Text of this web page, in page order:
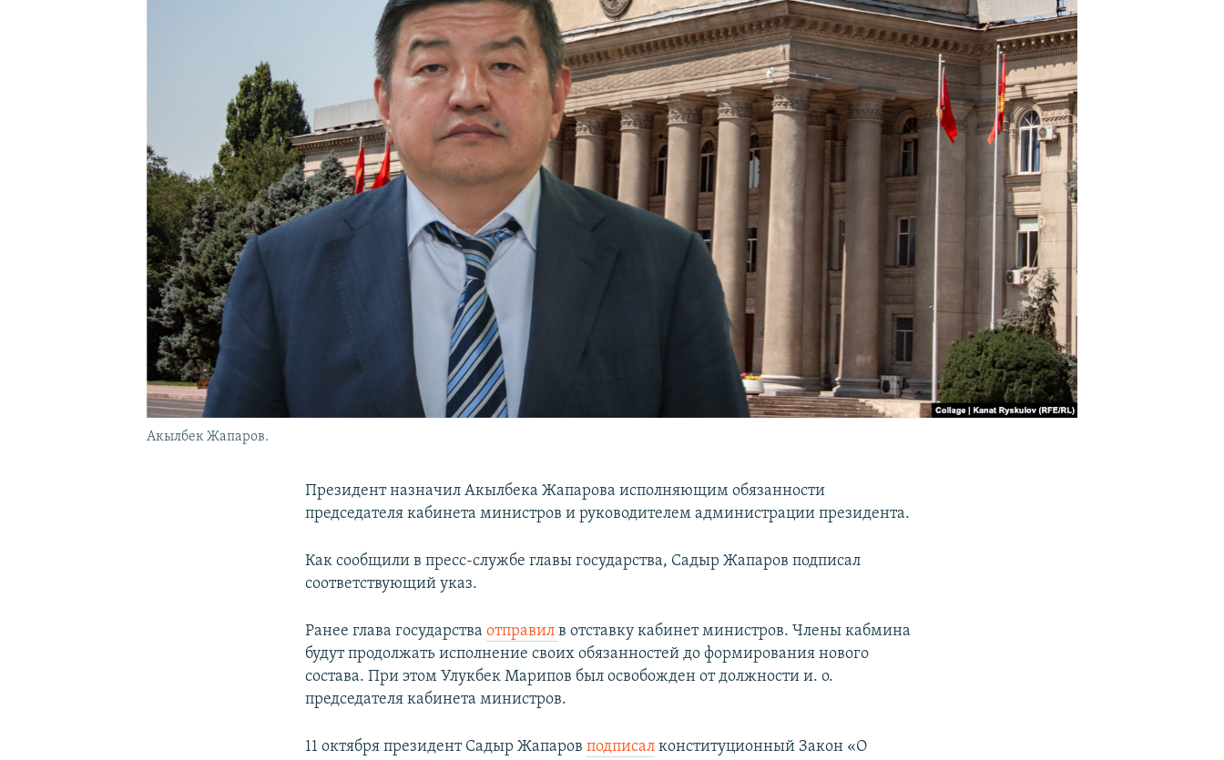
Акылбек Жапаров.
Президент назначил Акылбека Жапарова исполняющим обязанности
председателя кабинета министров и руководителем администрации президента.
Как сообщили в пресс-службе главы государства, Садыр Жапаров подписал
соответствующий указ.
Ранее глава государстваотправилв отставку кабинет министров. Члены кабмина
будут продолжать исполнение своих обязанностей до формирования нового
состава. При этом Улукбек Марипов был освобожден от должности и. о.
председателя кабинета министров.
11 октября президент Садыр Жапаровподписал конституционный Закон «О